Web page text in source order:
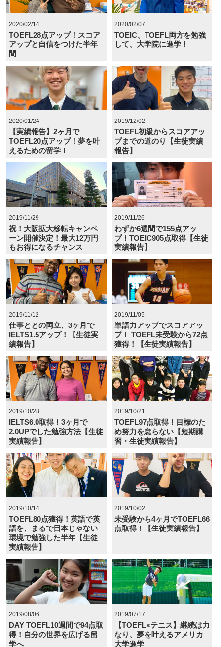
2020/02/14
TOEFL28点アップ！スコア
アップと自信をつけた半年
間
2020/02/07
TOEIC、TOEFL両方を勉強
して、大学院に進学！
2020/01/24
【実績報告】2ヶ月で
TOEFL20点アップ！夢を叶
えるための留学！
2019/12/02
TOEFL初級からスコアアッ
プまでの道のり【生徒実績
報告】
2019/11/29
祝！大阪拡大移転キャンペ
ーン開催決定！最大12万円
もお得になるチャンス
2019/11/26
わずか6週間で155点アッ
プ！TOEIC905点取得【生徒
実績報告】
2019/11/12
仕事ととの両立、3ヶ月で
IELTS1.5アップ！【生徒実
績報告】
2019/11/05
単語力アップでスコアアッ
プ！ TOEFL未受験から72点
獲得！【生徒実績報告】
2019/10/28
IELTS6.0取得！3ヶ月で
2.0UPでした勉強方法【生徒
実績報告】
2019/10/21
TOEFL97点取得！目標のた
め努力を怠らない【短期講
習・生徒実績報告】
2019/10/14
TOEFL80点獲得！英語で英
語を、まるで日本じゃない
環境で勉強した半年【生徒
実績報告】
2019/10/02
未受験から4ヶ月でTOEFL66
点取得！【生徒実績報告】
2019/08/06
DAY TOEFL10週間で94点取
得！自分の世界を広げる留
学へ
2019/07/17
【TOEFL×テニス】継続は力
なり、夢を叶えるアメリカ
大学進学